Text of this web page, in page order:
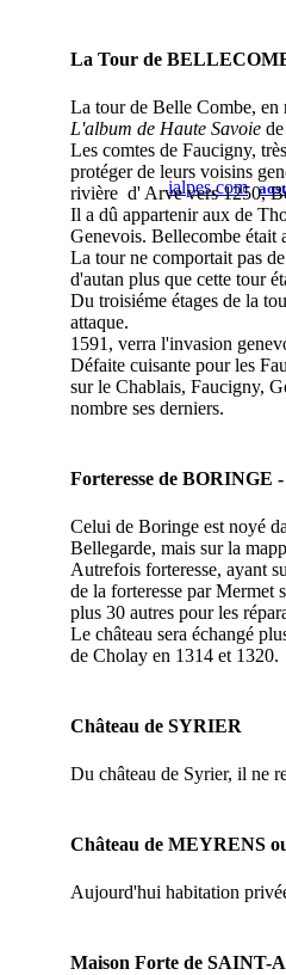
ialpes.com
La Tour de
La tour de Belle Combe, en
L'album de Haute Savoie
Les comtes de Faucigny,
protéger de leurs voisins
rivière d' Arve vers 1250,
Il a dû appartenir aux de
Genevois. Bellecombe était
La tour ne comportait pas
d'autan plus que cette tour
Du troisiéme étages de la
attaque.
1591, verra l'invasion
Défaite cuisante pour les
sur le Chablais, Faucigny,
nombre ses derniers.
Forteresse de BORINGE
Celui de Boringe est noyé
Bellegarde, mais sur la
Autrefois forteresse, ayant
de la forteresse par Mermet
plus 30 autres pour les
Le château sera échangé
de Cholay en 1314 et 1320.
Château de SYRIER
Du château de Syrier, il ne
Château de MEYRENS
Aujourd'hui habitation
Maison Forte de SAINT-